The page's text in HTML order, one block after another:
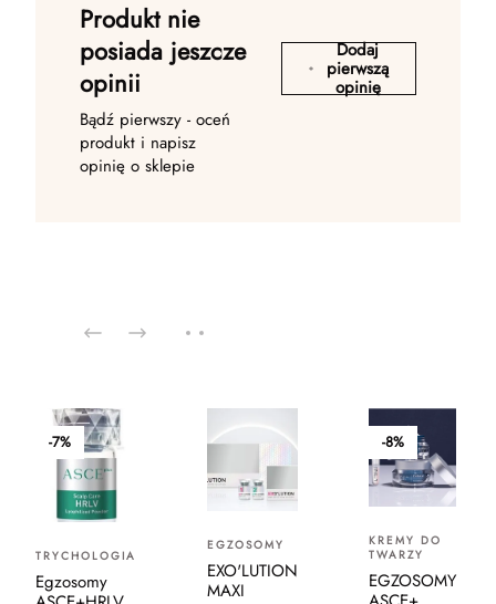
Produkt nie
posiada jeszcze
opinii
Bądź pierwszy - oceń
produkt i napisz
opinię o sklepie
Dodaj
pierwszą
opinię
-7%
TRYCHOLOGIA
Egzosomy
EGZOSOMY
EXO'LUTION
MAXI
-8%
KREMY DO
TWARZY
EGZOSOMY